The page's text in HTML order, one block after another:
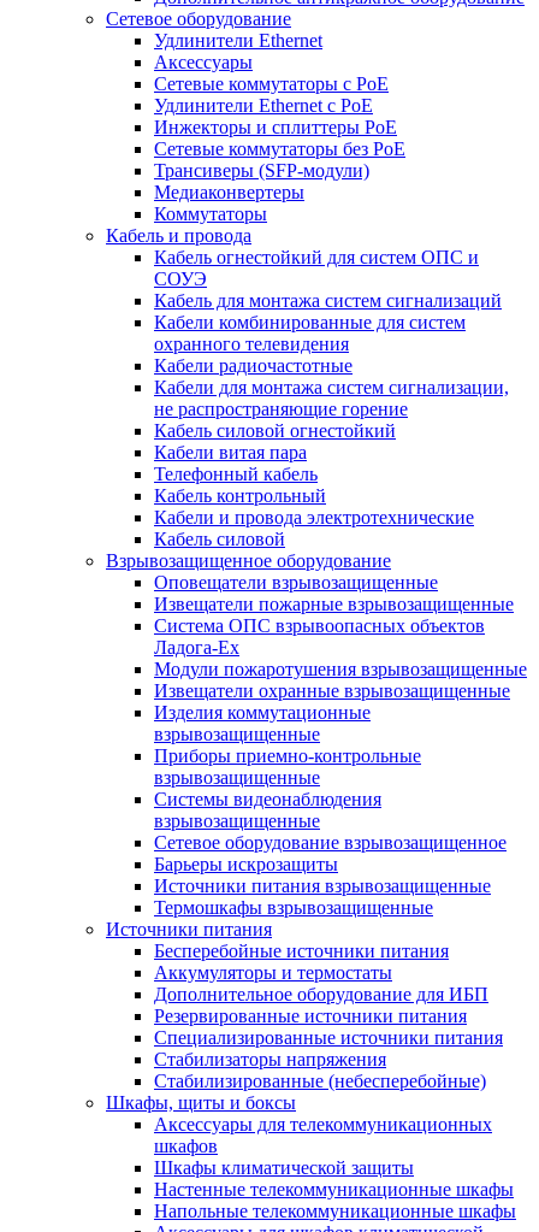
Сетевое оборудование
Удлинители Ethernet
Аксессуары
Сетевые коммутаторы с РоЕ
Удлинители Ethernet с PoE
Инжекторы и сплиттеры РоЕ
Сетевые коммутаторы без РоЕ
Трансиверы (SFP-модули)
Медиаконвертеры
Коммутаторы
Кабель и провода
Кабель огнестойкий для систем ОПС и
СОУЭ
Кабель для монтажа систем сигнализаций
Кабели комбинированные для систем
охранного телевидения
Кабели радиочастотные
Кабели для монтажа систем сигнализации,
не распространяющие горение
Кабель силовой огнестойкий
Кабели витая пара
Телефонный кабель
Кабель контрольный
Кабели и провода электротехнические
Кабель силовой
Взрывозащищенное оборудование
Оповещатели взрывозащищенные
Извещатели пожарные взрывозащищенные
Система ОПС взрывоопасных объектов
Ладога-Ex
Модули пожаротушения взрывозащищенные
Извещатели охранные взрывозащищенные
Изделия коммутационные
взрывозащищенные
Приборы приемно-контрольные
взрывозащищенные
Системы видеонаблюдения
взрывозащищенные
Сетевое оборудование взрывозащищенное
Барьеры искрозащиты
Источники питания взрывозащищенные
Термошкафы взрывозащищенные
Источники питания
Бесперебойные источники питания
Аккумуляторы и термостаты
Дополнительное оборудование для ИБП
Резервированные источники питания
Специализированные источники питания
Стабилизаторы напряжения
Стабилизированные (небесперебойные)
Шкафы, щиты и боксы
Аксессуары для телекоммуникационных
шкафов
Шкафы климатической защиты
Настенные телекоммуникационные шкафы
Напольные телекоммуникационные шкафы